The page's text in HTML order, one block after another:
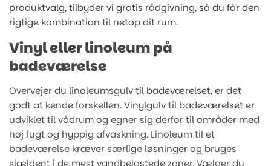
produktvalg, tilbyder vi gratis rådgivning, så du får den
rigtige kombination til netop dit rum.
Vinyl eller linoleum på
badeværelse
Overvejer du linoleumsgulv til badeværelset, er det
godt at kende forskellen. Vinylgulv til badeværelset er
udviklet til vådrum og egner sig derfor til områder med
høj fugt og hyppig afvaskning. Linoleum til et
badeværelse kræver særlige løsninger og bruges
sjældent i de mest vandbelastede zoner. Vælger du